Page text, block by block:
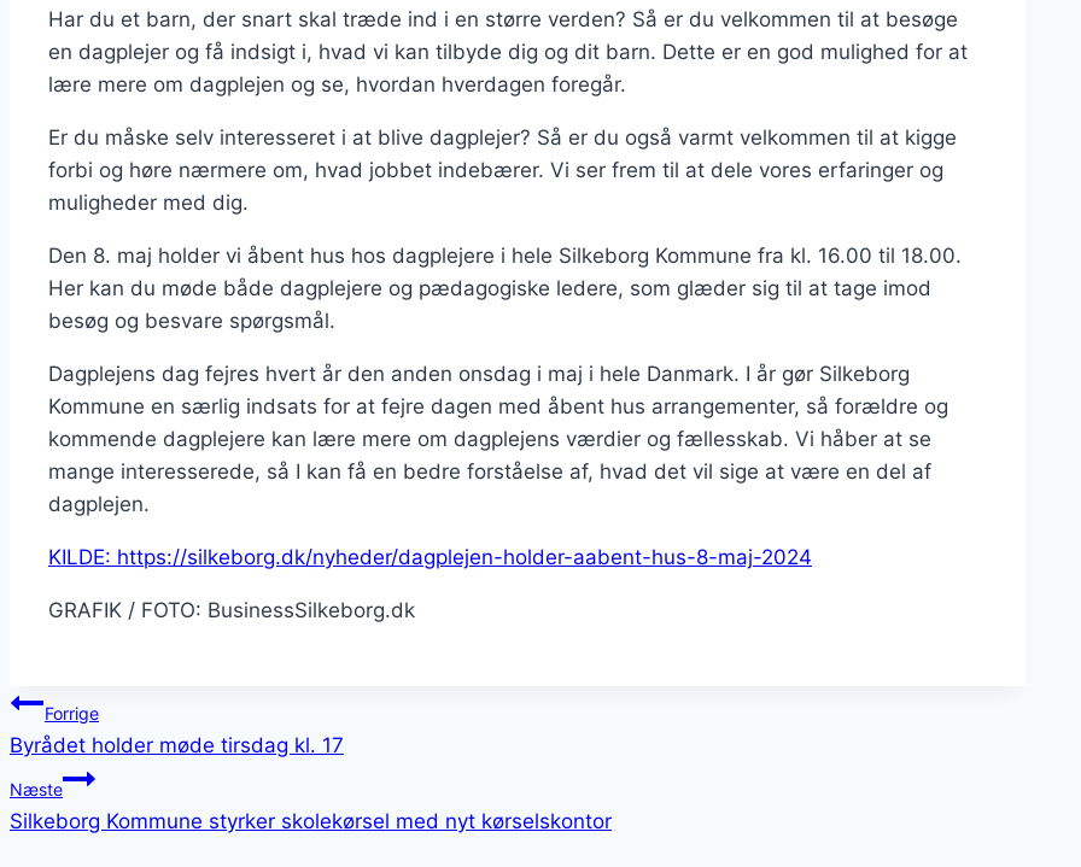
Har du et barn, der snart skal træde ind i en større verden? Så er du velkommen til at besøge
en dagplejer og få indsigt i, hvad vi kan tilbyde dig og dit barn. Dette er en god mulighed for at
lære mere om dagplejen og se, hvordan hverdagen foregår.
Er du måske selv interesseret i at blive dagplejer? Så er du også varmt velkommen til at kigge
forbi og høre nærmere om, hvad jobbet indebærer. Vi ser frem til at dele vores erfaringer og
muligheder med dig.
Den 8. maj holder vi åbent hus hos dagplejere i hele Silkeborg Kommune fra kl. 16.00 til 18.00.
Her kan du møde både dagplejere og pædagogiske ledere, som glæder sig til at tage imod
besøg og besvare spørgsmål.
Dagplejens dag fejres hvert år den anden onsdag i maj i hele Danmark. I år gør Silkeborg
Kommune en særlig indsats for at fejre dagen med åbent hus arrangementer, så forældre og
kommende dagplejere kan lære mere om dagplejens værdier og fællesskab. Vi håber at se
mange interesserede, så I kan få en bedre forståelse af, hvad det vil sige at være en del af
dagplejen.
KILDE: https://silkeborg.dk/nyheder/dagplejen-holder-aabent-hus-8-maj-2024
GRAFIK / FOTO: BusinessSilkeborg.dk
Indlægsnavigation
Forrige
Byrådet holder møde tirsdag kl. 17
Næste
Silkeborg Kommune styrker skolekørsel med nyt kørselskontor